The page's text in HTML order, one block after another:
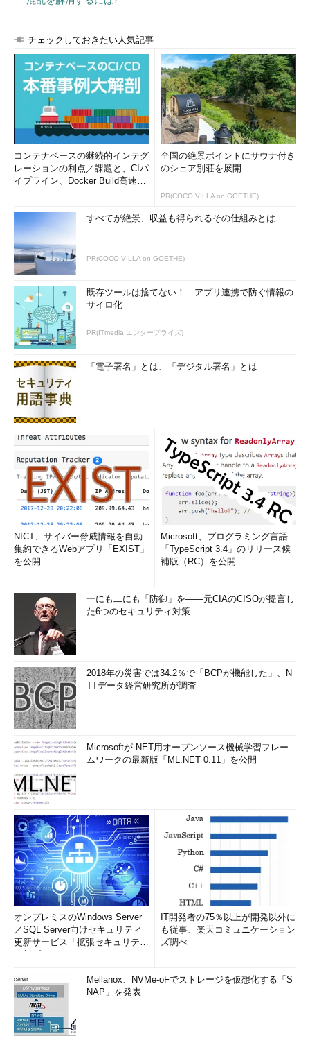
コンテキストメニューに「Windows Defenderでスキャン
します...」を追加するレジストリの編集画面（1）
HKEY_CLASSES_ROOT\*\shell以下に「WindowsDefende
r」キーを追加して設定を行う。
（1） 「WindowsDefender」キーを新規に作成する。
（2）「WindowsDefender」キーの中に名前「MUIVer
b」の文字列値を作成する。
名前「MUIVerb」の値のデータを「Windows Defen
コンテキストメニューに「Windows Defenderでスキャン
します...」を追加するレジストリの編集画面（2）
コンテキストメニューに表示するアイコンを設定する。この
値は必須ではないので、コンテキストメニューにアイコンが
不要な場合は設定しなくてもよい。
（1） 名前「icon」の文字列値を作成する。
（2）名前「icon」の値のデータを「%ProgramFiles%\\W
indows Defender\\EppManifest.dll」に変更する。
コンテキストメニューに「Windows Defenderでスキャン
します...」を追加するレジストリの編集画面（3）
「WindowsDefender」キーの下にサブキー「Command」
を新規作成する。
（1）「WindowsDefender」キーの下に「Command」キ
ーを作成する。
（2）(既定)の値のデータを修正するため、(既定)の右ク
リックメニューで［修正］を選択する。
（3）値のデータを「"C:\\Program Files\\Windows Defe
nder\\MpCmdRun.exe" -scan -scantype 3 -SignatureUpda
te -file %1"」に変更する。
以下のテキストをメモ帳にコピーして、文字コードにUnicode
を選んでdefender.regなどのファイル名を指定して保存し、ダブ
ルクリックしてレジストリに書き込んでもよい。
Windows Registry Editor Version 5.00
[HKEY_CLASSES_ROOT\*\shell\WindowsDefender]
"MUIVerb"="Windows Defenderでスキャンします..."
"Icon"="\"%ProgramFiles%\"\\\\Windows
Defender\\\\EppManifest.dll\""
nd]
@="\"C:\\\\Program Files\\\\Windows
Defender\\\\MpCmdRun.exe\" -scan -scantype 3 -
SignatureUpdate -File %1"
チェックしておきたい人気記事
コンテナベースの継続的インテグ
レーションの利点／課題と、CIパ
イプライン、Docker Build高速化
全国の絶景ポイントにサウナ付き
のシェア別荘を展開
PR(COCO VILLA on GOETHE)
すべてが絶景、収益も得られるその仕組みとは
PR(COCO VILLA on GOETHE)
既存ツールは捨てない！ アプリ連携で防ぐ情報の
サイロ化
PR(ITmedia エンタープライズ)
「電子署名」とは、「デジタル署名」とは
NICT、サイバー脅威情報を自動
集約できるWebアプリ「EXIST」
を公開
Microsoft、プログラミング言語
「TypeScript 3.4」のリリース候
補版（RC）を公開
一にも二にも「防御」を――元CIAのCISOが提言し
た6つのセキュリティ対策
2018年の災害では34.2％で「BCPが機能した」、N
TTデータ経営研究所が調査
Microsoftが.NET用オープンソース機械学習フレー
ムワークの最新版「ML.NET 0.11」を公開
オンプレミスのWindows Server
／SQL Server向けセキュリティ
更新サービス「拡張セキュリティ
IT開発者の75％以上が開発以外に
も従事、楽天コミュニケーション
ズ調べ
Mellanox、NVMe-oFでストレージを仮想化する「S
NAP」を発表